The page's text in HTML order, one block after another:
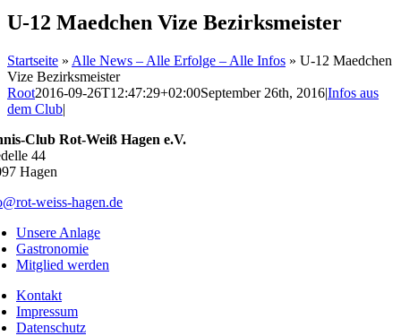
U-12 Maedchen Vize Bezirksmeister
Startseite » Alle News – Alle Erfolge – Alle Infos » U-12 Maedchen
Vize Bezirksmeister
Root2016-09-26T12:47:29+02:00September 26th, 2016|Infos aus
dem Club|
Club Rot-Weiß Hagen e.V.
44
Hagen
weiss-hagen.de
Unsere Anlage
Gastronomie
Mitglied werden
Kontakt
Impressum
Datenschutz